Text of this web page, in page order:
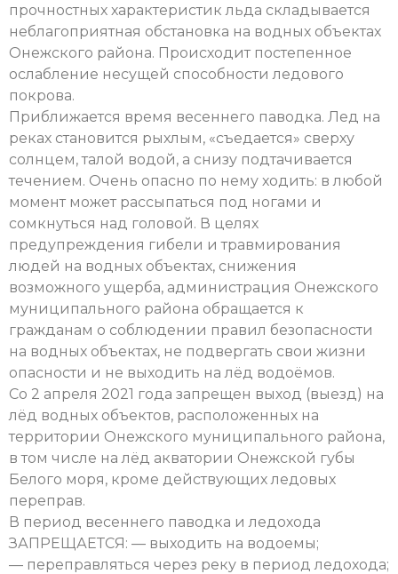
прочностных характеристик льда складывается
неблагоприятная обстановка на водных объектах
Онежского района. Происходит постепенное
ослабление несущей способности ледового
покрова.
Приближается время весеннего паводка. Лед на
реках становится рыхлым, «съедается» сверху
солнцем, талой водой, а снизу подтачивается
течением. Очень опасно по нему ходить: в любой
момент может рассыпаться под ногами и
сомкнуться над головой. В целях
предупреждения гибели и травмирования
людей на водных объектах, снижения
возможного ущерба, администрация Онежского
муниципального района обращается к
гражданам о соблюдении правил безопасности
на водных объектах, не подвергать свои жизни
опасности и не выходить на лёд водоёмов.
Со 2 апреля 2021 года запрещен выход (выезд) на
лёд водных объектов, расположенных на
территории Онежского муниципального района,
в том числе на лёд акватории Онежской губы
Белого моря, кроме действующих ледовых
переправ.
В период весеннего паводка и ледохода
ЗАПРЕЩАЕТСЯ: — выходить на водоемы;
— переправляться через реку в период ледохода;